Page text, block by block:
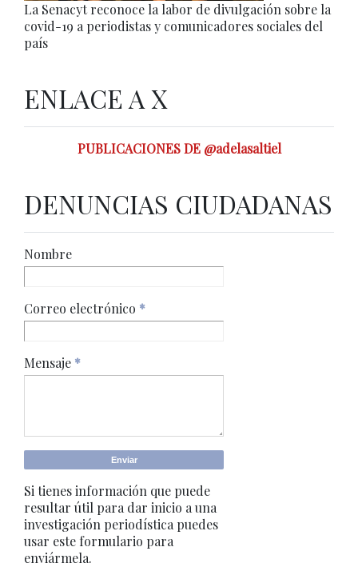
La Senacyt reconoce la labor de divulgación sobre la
covid-19 a periodistas y comunicadores sociales del
país
ENLACE A X
PUBLICACIONES DE @adelasaltiel
DENUNCIAS CIUDADANAS
Nombre
Correo electrónico *
Mensaje *
Si tienes información que puede
resultar útil para dar inicio a una
investigación periodística puedes
usar este formulario para
enviármela.